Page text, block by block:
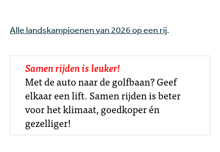
Alle landskampioenen van 2026 op een rij.
Samen rijden is leuker!
Met de auto naar de golfbaan? Geef
elkaar een lift. Samen rijden is beter
voor het klimaat, goedkoper én
gezelliger!